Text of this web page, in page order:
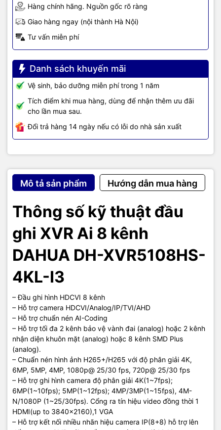
Hàng chính hãng. Nguồn gốc rõ ràng
Giao hàng ngay (nội thành Hà Nội)
Tư vấn miễn phí
Danh sách khuyến mãi
Vệ sinh, bảo dưỡng miễn phí trong 1 năm
Tích điểm khi mua hàng, dùng để nhận thêm ưu đãi
cho lần mua sau.
Đổi trả hàng 14 ngày nếu có lỗi do nhà sản xuất
Mô tả sản phẩm Hướng dẫn mua hàng
Thông số kỹ thuật đầu
ghi XVR Ai 8 kênh
DAHUA DH-XVR5108HS-
4KL-I3
– Đầu ghi hình HDCVI 8 kênh
– Hỗ trợ camera HDCVI/Analog/IP/TVI/AHD
– Hỗ trợ chuẩn nén AI-Coding
– Hỗ trợ tối đa 2 kênh bảo vệ vành đai (analog) hoặc 2 kênh
nhận diện khuôn mặt (analog) hoặc 8 kênh SMD Plus
(analog).
– Chuẩn nén hình ảnh H265+/H265 với độ phân giải 4K,
6MP, 5MP, 4MP, 1080p@ 25/30 fps, 720p@ 25/30 fps
– Hỗ trợ ghi hình camera độ phân giải 4K(1~7fps);
6MP(1~10fps); 5MP(1~12fps); 4MP/3MP(1~15fps), 4M-
N/1080P (1~25/30fps). Cổng ra tín hiệu video đồng thời 1
HDMI(up to 3840×2160),1 VGA
– Hỗ trợ kết nối nhiều nhãn hiệu camera IP(8+8) hỗ trợ lên